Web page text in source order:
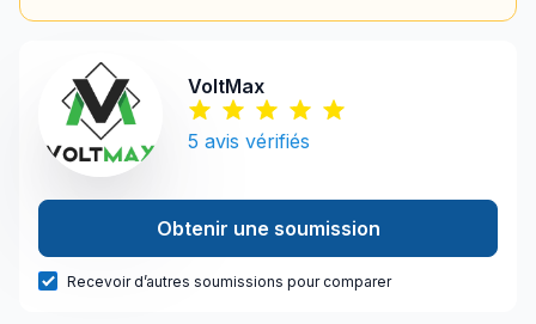
VoltMax
5 avis vérifiés
Obtenir une soumission
Recevoir d’autres soumissions pour comparer